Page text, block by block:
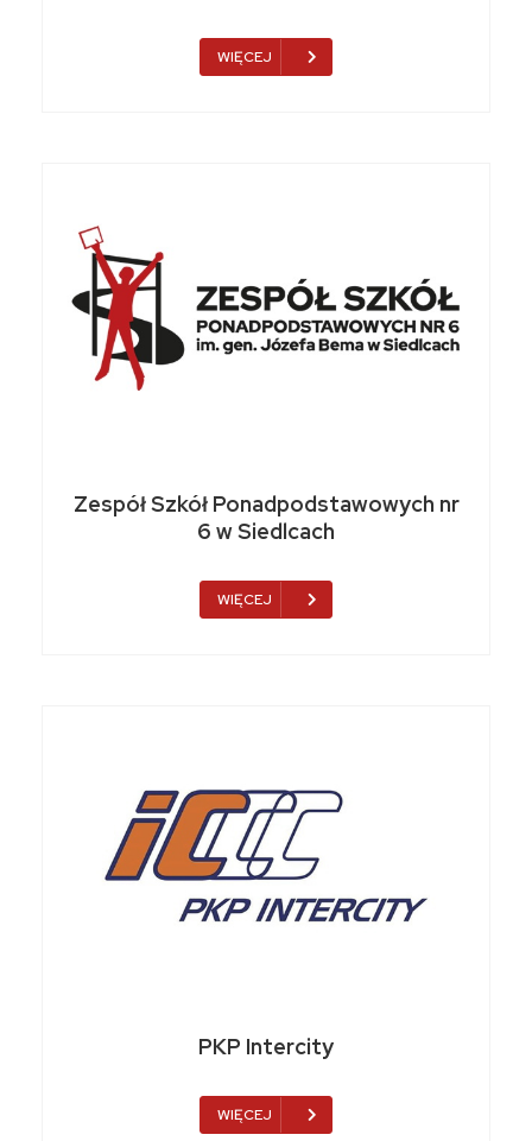
WIĘCEJ
Zespół Szkół Ponadpodstawowych nr
6 w Siedlcach
WIĘCEJ
PKP Intercity
WIĘCEJ